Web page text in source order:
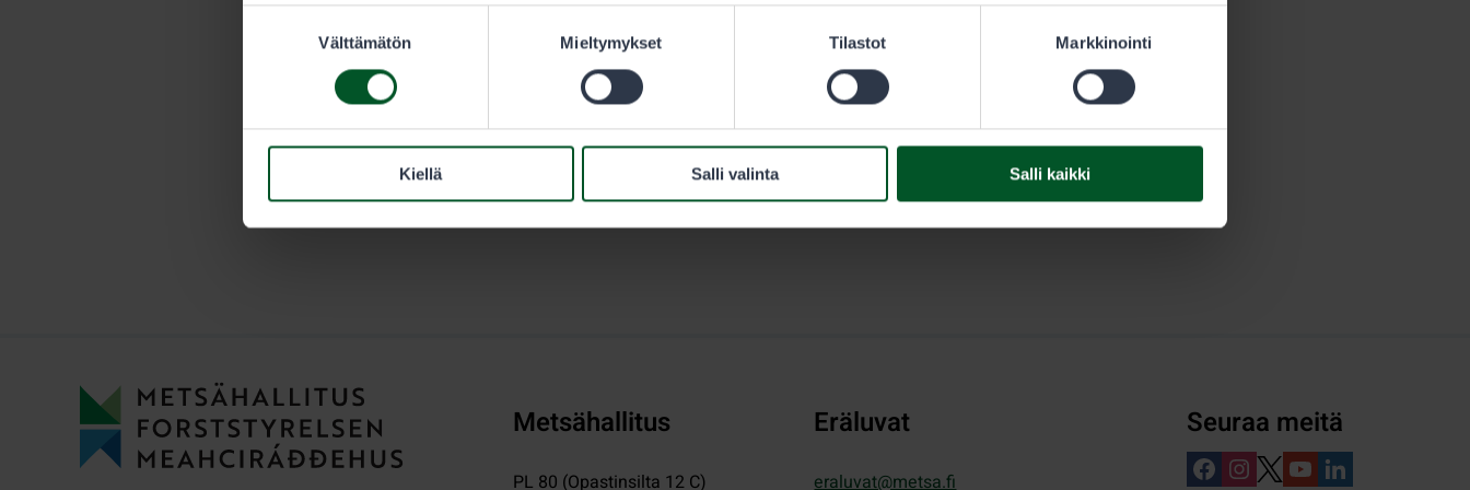
Välttämätön Mieltymykset Tilastot Markkinointi
Kiellä Salli valinta Salli kaikki
Metsähallitus
PL 80 (Opastinsilta 12 C)
Eräluvat
eraluvat@metsa.fi
Seuraa meitä